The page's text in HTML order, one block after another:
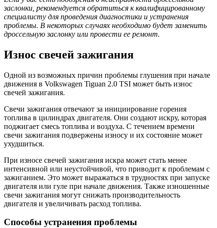
заслонки, рекомендуется обратиться к квалифицированному
специалисту для проведения диагностики и устранения
проблемы. В некоторых случаях необходимо будет заменить
дроссельную заслонку или провести ее ремонт.
Износ свечей зажигания
Одной из возможных причин проблемы глушения при начале
движения в Volkswagen Tiguan 2.0 TSI может быть износ
свечей зажигания.
Свечи зажигания отвечают за инициирование горения
топлива в цилиндрах двигателя. Они создают искру, которая
поджигает смесь топлива и воздуха. С течением времени
свечи зажигания подвержены износу и их состояние может
ухудшиться.
При износе свечей зажигания искра может стать менее
интенсивной или неустойчивой, что приводит к проблемам с
зажиганием. Это может выражаться в трудностях при запуске
двигателя или гуле при начале движения. Также изношенные
свечи зажигания могут снижать производительность
двигателя и увеличивать расход топлива.
Способы устранения проблемы